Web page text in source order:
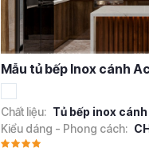
Mẫu tủ bếp Inox cánh
Chất liệu: Tủ bếp inox
Kiểu dáng - Phong cách: